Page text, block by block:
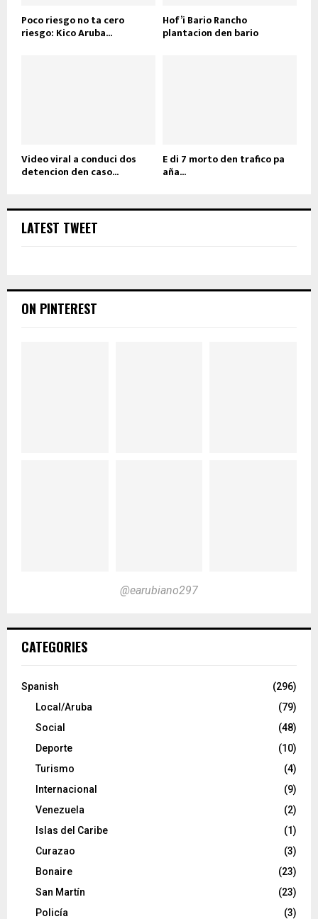
Poco riesgo no ta cero
riesgo: Kico Aruba...
Hof’i Bario Rancho
plantacion den bario
Video viral a conduci dos
detencion den caso...
E di 7 morto den trafico pa
aña...
LATEST TWEET
ON PINTEREST
@earubiano297
CATEGORIES
Spanish
(296)
Local/Aruba
(79)
Social
(48)
Deporte
(10)
Turismo
(4)
Internacional
(9)
Venezuela
(2)
Islas del Caribe
(1)
Curazao
(3)
Bonaire
(23)
San Martín
(23)
Policía
(3)